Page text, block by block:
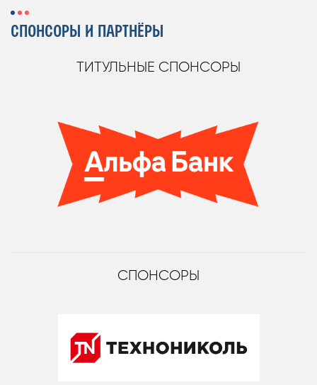
СПОНСОРЫ И ПАРТНЁРЫ
ТИТУЛЬНЫЕ СПОНСОРЫ
СПОНСОРЫ